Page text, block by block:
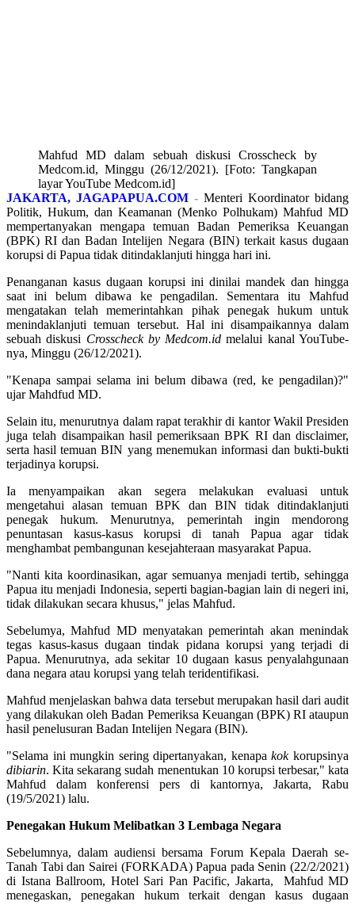
Mahfud MD dalam sebuah diskusi Crosscheck by
Medcom.id, Minggu (26/12/2021). [Foto: Tangkapan
layar YouTube Medcom.id]
JAKARTA, JAGAPAPUA.COM - Menteri Koordinator bidang
Politik, Hukum, dan Keamanan (Menko Polhukam) Mahfud MD
mempertanyakan mengapa temuan Badan Pemeriksa Keuangan
(BPK) RI dan Badan Intelijen Negara (BIN) terkait kasus dugaan
korupsi di Papua tidak ditindaklanjuti hingga hari ini.
Penanganan kasus dugaan korupsi ini dinilai mandek dan hingga
saat ini belum dibawa ke pengadilan. Sementara itu Mahfud
mengatakan telah memerintahkan pihak penegak hukum untuk
menindaklanjuti temuan tersebut. Hal ini disampaikannya dalam
sebuah diskusi Crosscheck by Medcom.id melalui kanal YouTube-
nya, Minggu (26/12/2021).
"Kenapa sampai selama ini belum dibawa (red, ke pengadilan)?"
ujar Mahdfud MD.
Selain itu, menurutnya dalam rapat terakhir di kantor Wakil Presiden
juga telah disampaikan hasil pemeriksaan BPK RI dan disclaimer,
serta hasil temuan BIN yang menemukan informasi dan bukti-bukti
terjadinya korupsi.
Ia menyampaikan akan segera melakukan evaluasi untuk
mengetahui alasan temuan BPK dan BIN tidak ditindaklanjuti
penegak hukum. Menurutnya, pemerintah ingin mendorong
penuntasan kasus-kasus korupsi di tanah Papua agar tidak
menghambat pembangunan kesejahteraan masyarakat Papua.
"Nanti kita koordinasikan, agar semuanya menjadi tertib, sehingga
Papua itu menjadi Indonesia, seperti bagian-bagian lain di negeri ini,
tidak dilakukan secara khusus," jelas Mahfud.
Sebelumya, Mahfud MD menyatakan pemerintah akan menindak
tegas kasus-kasus dugaan tindak pidana korupsi yang terjadi di
Papua. Menurutnya, ada sekitar 10 dugaan kasus penyalahgunaan
dana negara atau korupsi yang telah teridentifikasi.
Mahfud menjelaskan bahwa data tersebut merupakan hasil dari audit
yang dilakukan oleh Badan Pemeriksa Keuangan (BPK) RI ataupun
hasil penelusuran Badan Intelijen Negara (BIN).
"Selama ini mungkin sering dipertanyakan, kenapakokkorupsinya
dibiarin. Kita sekarang sudah menentukan 10 korupsi terbesar," kata
Mahfud dalam konferensi pers di kantornya, Jakarta, Rabu
(19/5/2021) lalu.
Penegakan Hukum Melibatkan 3 Lembaga Negara
Sebelumnya, dalam audiensi bersama Forum Kepala Daerah se-
Tanah Tabi dan Sairei (FORKADA) Papua pada Senin (22/2/2021)
di Istana Ballroom, Hotel Sari Pan Pacific, Jakarta, Mahfud MD
menegaskan, penegakan hukum terkait dengan kasus dugaan